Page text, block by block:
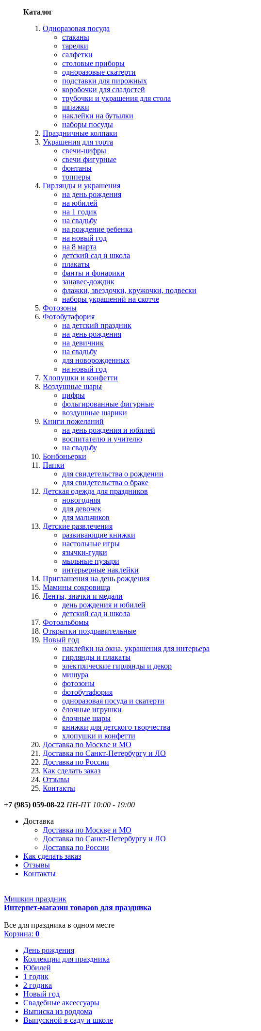
Каталог
Одноразовая посуда
стаканы
тарелки
салфетки
столовые приборы
одноразовые скатерти
подставки для пирожных
коробочки для сладостей
трубочки и украшения для стола
шпажки
наклейки на бутылки
наборы посуды
Праздничные колпаки
Украшения для торта
свечи-цифры
свечи фигурные
фонтаны
топперы
Гирлянды и украшения
на день рождения
на юбилей
на 1 годик
на свадьбу
на рождение ребенка
на новый год
на 8 марта
детский сад и школа
плакаты
фанты и фонарики
занавес-дождик
флажки, звездочки, кружочки, подвески
наборы украшений на скотче
Фотозоны
Фотобутафория
на детский праздник
на день рождения
на девичник
на свадьбу
для новорожденных
на новый год
Хлопушки и конфетти
Воздушные шары
цифры
фольгированные фигурные
воздушные шарики
Книги пожеланий
на день рождения и юбилей
воспитателю и учителю
на свадьбу
Бонбоньерки
Папки
для свидетельства о рождении
для свидетельства о браке
Детская одежда для праздников
новогодняя
для девочек
для мальчиков
Детские развлечения
развивающие книжки
настольные игры
язычки-гудки
мыльные пузыри
интерьерные наклейки
Приглашения на день рождения
Мамины сокровища
Ленты, значки и медали
день рождения и юбилей
детский сад и школа
Фотоальбомы
Открытки поздравительные
Новый год
наклейки на окна, украшения для интерьера
гирлянды и плакаты
электрические гирлянды и декор
мишура
фотозоны
фотобутафория
одноразовая посуда и скатерти
ёлочные игрушки
ёлочные шары
книжки для детского творчества
хлопушки и конфетти
Доставка по Москве и МО
Доставка по Санкт-Петербургу и ЛО
Доставка по России
Как сделать заказ
Отзывы
Контакты
+7 (985) 059-08-22 ПН-ПТ 10:00 - 19:00
Доставка
Доставка по Москве и МО
Доставка по Санкт-Петербургу и ЛО
Доставка по России
Как сделать заказ
Отзывы
Контакты
Мишкин праздник
Интернет-магазин товаров для праздника
Все для праздника в одном месте
Корзина: 0
День рождения
Коллекции для праздника
Юбилей
1 годик
2 годика
Новый год
Свадебные аксессуары
Выписка из роддома
Выпускной в саду и школе